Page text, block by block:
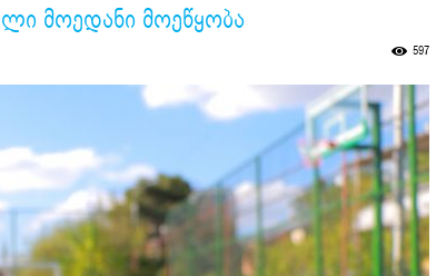
მოედანი მოეწყობა
597